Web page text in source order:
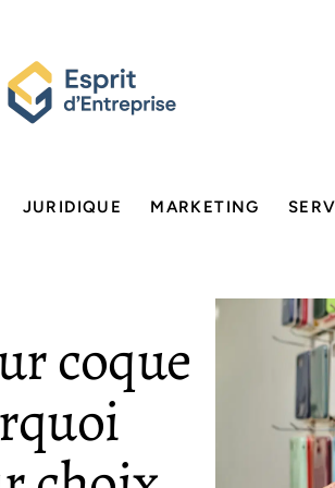
JURIDIQUE MARKETING
coque